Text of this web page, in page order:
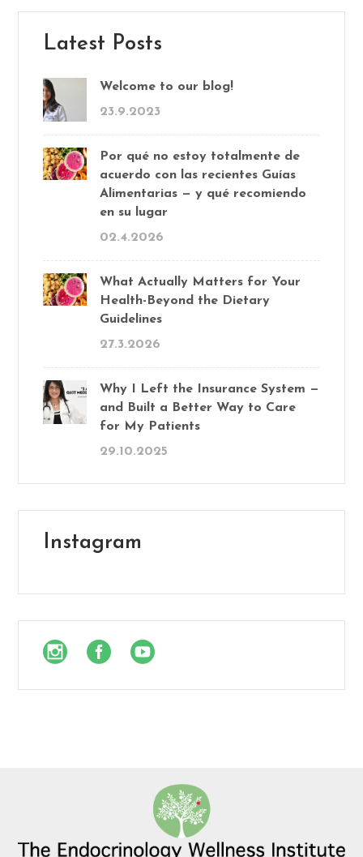
Latest Posts
Welcome to our blog!
23.9.2023
Por qué no estoy totalmente de
acuerdo con las recientes Guías
Alimentarias — y qué recomiendo
en su lugar
02.4.2026
What Actually Matters for Your
Health-Beyond the Dietary
Guidelines
27.3.2026
Why I Left the Insurance System —
and Built a Better Way to Care
for My Patients
29.10.2025
Instagram